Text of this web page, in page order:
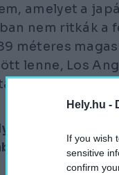
Hely.hu -
If you wish
sensitive
confirm
amelyet a
nem ritkák a
méteres
lenne, Los
számon.
tűzvész
cikkeinkben